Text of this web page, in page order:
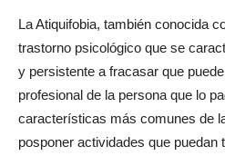
La Atiquifobia, también conocida
trastorno psicológico que se
y persistente a fracasar que
profesional de la persona que lo
características más comunes de
posponer actividades que